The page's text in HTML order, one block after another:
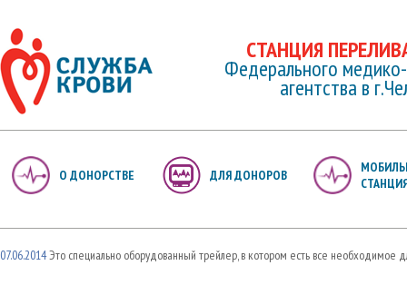
СТАНЦИЯ
Федерального
агентства в
О ДОНОРСТВЕ ДЛЯ ДОНОРОВ
07.06.2014Это специально оборудованный трейлер, в котором есть все необходимое